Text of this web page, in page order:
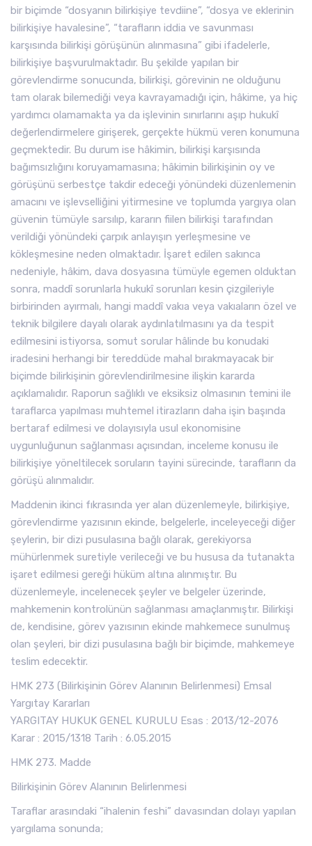
bir biçimde “dosyanın bilirkişiye tevdiine”, “dosya ve eklerinin
bilirkişiye havalesine”, “tarafların iddia ve savunması
karşısında bilirkişi görüşünün alınmasına” gibi ifadelerle,
bilirkişiye başvurulmaktadır. Bu şekilde yapılan bir
görevlendirme sonucunda, bilirkişi, görevinin ne olduğunu
tam olarak bilemediği veya kavrayamadığı için, hâkime, ya hiç
yardımcı olamamakta ya da işlevinin sınırlarını aşıp hukukî
değerlendirmelere girişerek, gerçekte hükmü veren konumuna
geçmektedir. Bu durum ise hâkimin, bilirkişi karşısında
bağımsızlığını koruyamamasına; hâkimin bilirkişinin oy ve
görüşünü serbestçe takdir edeceği yönündeki düzenlemenin
amacını ve işlevselliğini yitirmesine ve toplumda yargıya olan
güvenin tümüyle sarsılıp, kararın fiilen bilirkişi tarafından
verildiği yönündeki çarpık anlayışın yerleşmesine ve
kökleşmesine neden olmaktadır. İşaret edilen sakınca
nedeniyle, hâkim, dava dosyasına tümüyle egemen olduktan
sonra, maddî sorunlarla hukukî sorunları kesin çizgileriyle
birbirinden ayırmalı, hangi maddî vakıa veya vakıaların özel ve
teknik bilgilere dayalı olarak aydınlatılmasını ya da tespit
edilmesini istiyorsa, somut sorular hâlinde bu konudaki
iradesini herhangi bir tereddüde mahal bırakmayacak bir
biçimde bilirkişinin görevlendirilmesine ilişkin kararda
açıklamalıdır. Raporun sağlıklı ve eksiksiz olmasının temini ile
taraflarca yapılması muhtemel itirazların daha işin başında
bertaraf edilmesi ve dolayısıyla usul ekonomisine
uygunluğunun sağlanması açısından, inceleme konusu ile
bilirkişiye yöneltilecek soruların tayini sürecinde, tarafların da
görüşü alınmalıdır.
Maddenin ikinci fıkrasında yer alan düzenlemeyle, bilirkişiye,
görevlendirme yazısının ekinde, belgelerle, inceleyeceği diğer
şeylerin, bir dizi pusulasına bağlı olarak, gerekiyorsa
mühürlenmek suretiyle verileceği ve bu hususa da tutanakta
işaret edilmesi gereği hüküm altına alınmıştır. Bu
düzenlemeyle, incelenecek şeyler ve belgeler üzerinde,
mahkemenin kontrolünün sağlanması amaçlanmıştır. Bilirkişi
de, kendisine, görev yazısının ekinde mahkemece sunulmuş
olan şeyleri, bir dizi pusulasına bağlı bir biçimde, mahkemeye
teslim edecektir.
HMK 273 (Bilirkişinin Görev Alanının Belirlenmesi) Emsal
Yargıtay Kararları
YARGITAY HUKUK GENEL KURULU Esas : 2013/12-2076
Karar : 2015/1318 Tarih : 6.05.2015
HMK 273. Madde
Bilirkişinin Görev Alanının Belirlenmesi
Taraflar arasındaki “ihalenin feshi” davasından dolayı yapılan
yargılama sonunda;